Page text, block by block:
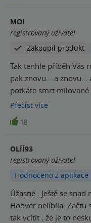
MOI
registrovaný uživatel
Zakoupil produkt
Tak tenhle příběh Vás
pak znovu… a znovu…
potkáte smrt
neskutečnou a silnou
souznění..doporučuju
Přečíst více
18
OLÍÍ93
registrovaný uživatel
Hodnoceno z aplikace
Úžasné . Ještě se
Hoover nelíbila. Začtu
tak vcítit , že je to